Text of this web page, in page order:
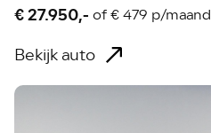
€ 27.950,- of€ 479 p/maand
Bekijk auto